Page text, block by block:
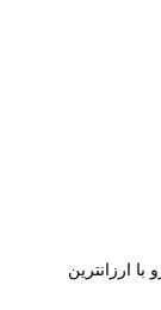
ارزانترین